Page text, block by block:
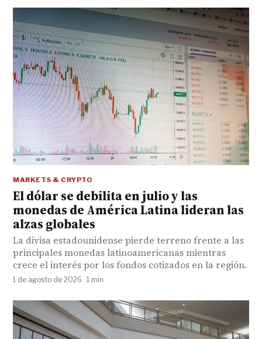
MARKETS & CRYPTO
El dólar se debilita en julio y las
monedas de América Latina lideran las
alzas globales
La divisa estadounidense pierde terreno frente a las
principales monedas latinoamericanas mientras
crece el interés por los fondos cotizados en la región.
1 de agosto de 2026 · 1 min